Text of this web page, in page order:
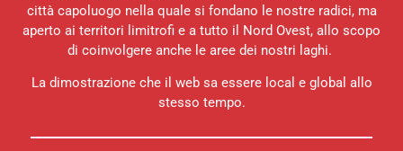
città capoluogo nella quale si fondano le nostre radici, ma
aperto ai territori limitrofi e a tutto il Nord Ovest, allo scopo
di coinvolgere anche le aree dei nostri laghi.
La dimostrazione che il web sa essere local e global allo
stesso tempo.